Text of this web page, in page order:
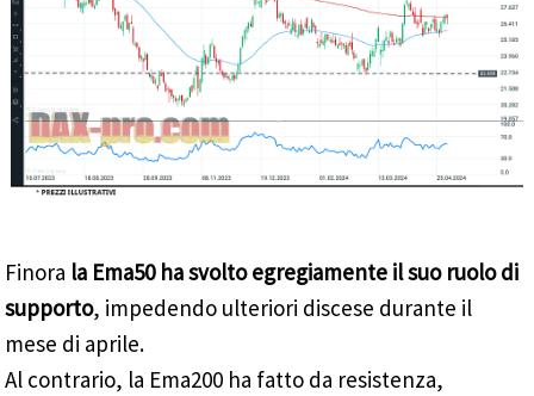
Finora la Ema50 ha svolto egregiamente il suo ruolo di
supporto, impedendo ulteriori discese durante il
mese di aprile.
Al contrario, la Ema200 ha fatto da resistenza,